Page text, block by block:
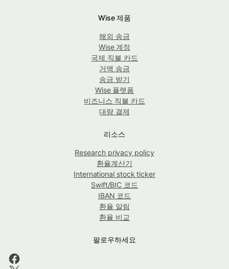
Wise 제품
해외 송금
Wise 계정
국제 직불 카드
거액 송금
송금 받기
Wise 플랫폼
비즈니스 직불 카드
대량 결제
리소스
Research privacy policy
환율계산기
International stock ticker
Swift/BIC 코드
IBAN 코드
환율 알림
환율 비교
팔로우하세요